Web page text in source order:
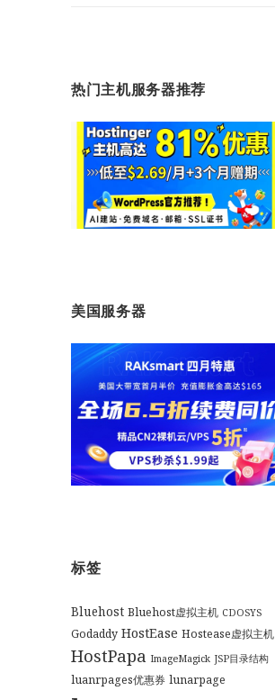
热门主机服务器推荐
美国服务器
标签
Bluehost Bluehost虚拟主机 CDOSYS
Godaddy HostEase Hostease虚拟主机
HostPapa ImageMagick JSP目录结构
luanrpages优惠券 lunarpage